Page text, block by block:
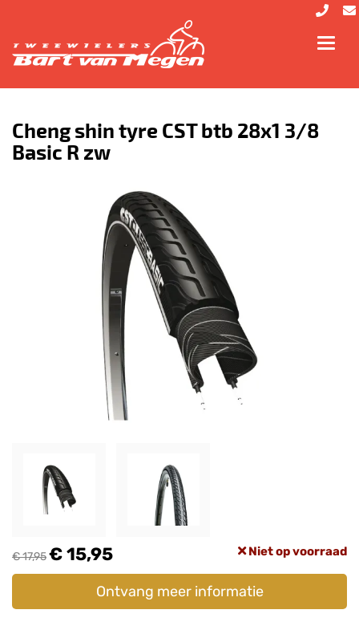
Cheng shin tyre CST btb 28x1 3/8
Basic R zw
€ 17,95€ 15,95 Niet op voorraad
Ontvang meer informatie